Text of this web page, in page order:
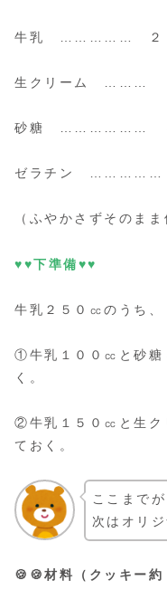
牛乳 …………… ２
生クリーム ………
砂糖 ……………… ４
ゼラチン ……………
（ふやかさずそのま
♥♥下準備♥♥
牛乳２５０㏄のうち、
①牛乳１００㏄と砂糖
く。
②牛乳１５０㏄と生ク
ておく。
ここまで
次はオリ
🍪🍪材料（クッキー約